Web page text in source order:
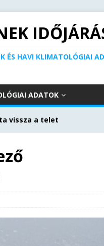
ÉS HAVI KLIMATOLÓGIAI
ADATOK
vissza a telet